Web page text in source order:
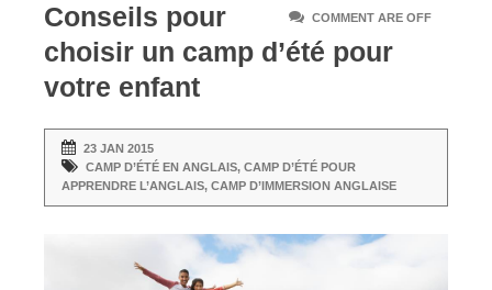
COMMENT ARE OFF
Conseils pour
choisir un camp d’été pour
votre enfant
23 JAN 2015
CAMP D’ÉTÉ EN ANGLAIS, CAMP D’ÉTÉ POUR
APPRENDRE L’ANGLAIS, CAMP D’IMMERSION ANGLAISE